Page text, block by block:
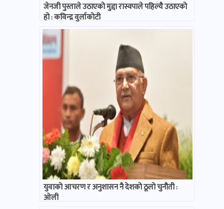
जेनजी पुस्ताले उठाएको मुद्दा रास्वपाले पहिल्यै उठाएको
हो : कविन्द्र वुर्लाकोटी
युवाको आचरण र अनुशासन नै देशको ठूलो चुनौती :
ओली